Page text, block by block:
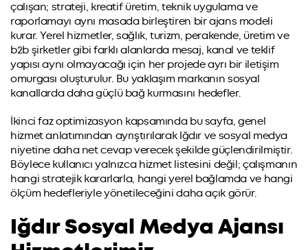
çalışan; strateji, kreatif üretim, teknik uygulama ve
raporlamayı aynı masada birleştiren bir ajans modeli
kurar. Yerel hizmetler, sağlık, turizm, perakende, üretim ve
b2b şirketler gibi farklı alanlarda mesaj, kanal ve teklif
yapısı aynı olmayacağı için her projede ayrı bir iletişim
omurgası oluşturulur. Bu yaklaşım markanın sosyal
kanallarda daha güçlü bağ kurmasını hedefler.
İkinci faz optimizasyon kapsamında bu sayfa, genel
hizmet anlatımından ayrıştırılarak Iğdır ve sosyal medya
niyetine daha net cevap verecek şekilde güçlendirilmiştir.
Böylece kullanıcı yalnızca hizmet listesini değil; çalışmanın
hangi stratejik kararlarla, hangi yerel bağlamda ve hangi
ölçüm hedefleriyle yönetileceğini daha açık görür.
Iğdır Sosyal Medya Ajansı